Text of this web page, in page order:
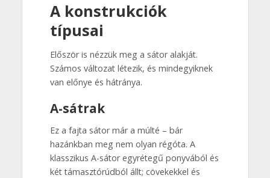
A konstrukciók
típusai
Először is nézzük meg a sátor alakját.
Számos változat létezik, és mindegyiknek
van előnye és hátránya.
A-sátrak
Ez a fajta sátor már a múlté – bár
hazánkban meg nem olyan régóta. A
klasszikus A-sátor egyrétegű ponyvából és
két támasztórúdból állt; cövekekkel és